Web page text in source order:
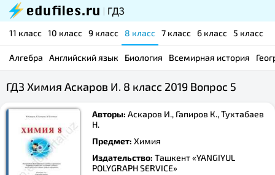
11 класс 10 класс 9 класс 8 класс 7 класс 6 класс 5 класс
Алгебра Английский язык Биология Всемирная история
ГДЗ Химия Аскаров И. 8 класс 2019 Вопрос 5
Авторы: Аскаров И., Гапиров К., Тухтабаев
Н.
Предмет: Химия
Издательство: Ташкент «YANGIYUL
POLYGRAPH SERVICE»